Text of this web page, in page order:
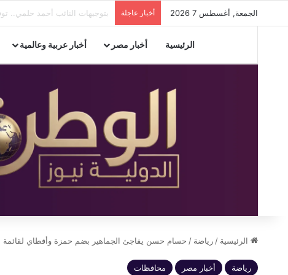
الجمعة, أغسطس 7 2026 أخبار عاجلة مدير تعليم الإسكندرية يستعرض
الرئيسية أخبار مصر أخبار عربية وعالمية
الرئيسية / رياضة / حسام حسن يفاجئ الجماهير بضم حمزة وأقطاي لقائمة
رياضة أخبار مصر محافظات